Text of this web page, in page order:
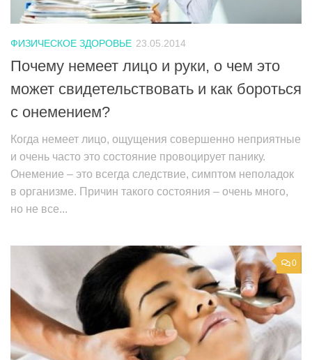
ФИЗИЧЕСКОЕ ЗДОРОВЬЕ 23.05.2014
Почему немеет лицо и руки, о чем это
может свидетельствовать и как бороться
с онемением?
Когда немеет лицо, ощущения совершенно неприятные
и очень часто это состояние провоцирует панику.
Онемение – это всегда следствие, симптом неполадок
в организме. Причин такого состояния – очень много,
но не все...
0